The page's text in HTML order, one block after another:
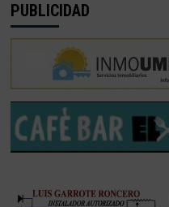
«DIFRUTEMOS
|
CAMPAÑA
DE
ABONADOS
DEL
CDB
ENRIQUE
BENÍTEZ
PUBLICIDAD